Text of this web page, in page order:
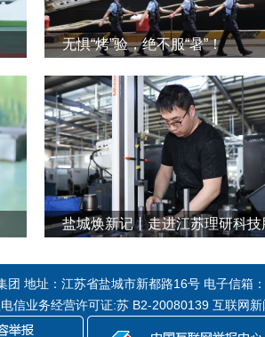
无惧“烤”验，绝不服“暑”！
团 地址：江苏省盐城市新都路16号 电子信
信业务经营许可证:苏 B2-20080139 互联